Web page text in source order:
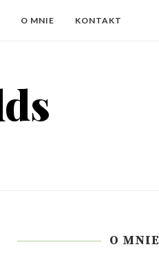
O MNIE KONTAKT
O MNIE